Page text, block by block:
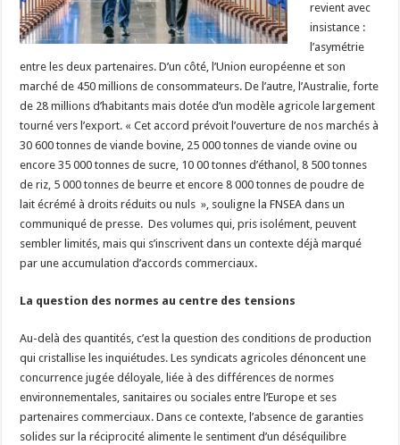
revient avec
insistance :
l’asymétrie
entre les deux partenaires. D’un côté, l’Union européenne et son
marché de 450 millions de consommateurs. De l’autre, l’Australie, forte
de 28 millions d’habitants mais dotée d’un modèle agricole largement
tourné vers l’export. « Cet accord prévoit l’ouverture de nos marchés à
30 600 tonnes de viande bovine, 25 000 tonnes de viande ovine ou
encore 35 000 tonnes de sucre, 10 00 tonnes d’éthanol, 8 500 tonnes
de riz, 5 000 tonnes de beurre et encore 8 000 tonnes de poudre de
lait écrémé à droits réduits ou nuls », souligne la FNSEA dans un
communiqué de presse. Des volumes qui, pris isolément, peuvent
sembler limités, mais qui s’inscrivent dans un contexte déjà marqué
par une accumulation d’accords commerciaux.
La question des normes au centre des tensions
Au-delà des quantités, c’est la question des conditions de production
qui cristallise les inquiétudes. Les syndicats agricoles dénoncent une
concurrence jugée déloyale, liée à des différences de normes
environnementales, sanitaires ou sociales entre l’Europe et ses
partenaires commerciaux. Dans ce contexte, l’absence de garanties
solides sur la réciprocité alimente le sentiment d’un déséquilibre